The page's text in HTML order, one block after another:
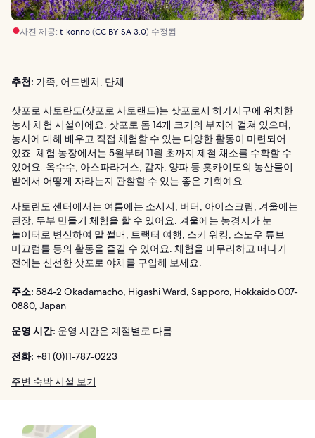
사진 제공: t-konno(CC BY-SA 3.0) 수정됨
추천: 가족, 어드벤처, 단체
삿포로 사토란도(삿포로 사토랜드)는 삿포로시 히가시구에 위치한
농사 체험 시설이에요. 삿포로 돔 14개 크기의 부지에 걸쳐 있으며,
농사에 대해 배우고 직접 체험할 수 있는 다양한 활동이 마련되어
있죠. 체험 농장에서는 5월부터 11월 초까지 제철 채소를 수확할 수
있어요. 옥수수, 아스파라거스, 감자, 양파 등 홋카이도의 농산물이
밭에서 어떻게 자라는지 관찰할 수 있는 좋은 기회예요.
사토란도 센터에서는 여름에는 소시지, 버터, 아이스크림, 겨울에는
된장, 두부 만들기 체험을 할 수 있어요. 겨울에는 농경지가 눈
놀이터로 변신하여 말 썰매, 트랙터 여행, 스키 워킹, 스노우 튜브
미끄럼틀 등의 활동을 즐길 수 있어요. 체험을 마무리하고 떠나기
전에는 신선한 삿포로 야채를 구입해 보세요.
주소: 584-2 Okadamacho, Higashi Ward, Sapporo, Hokkaido 007-
0880, Japan
운영 시간: 운영 시간은 계절별로 다름
전화: +81 (0)11-787-0223
주변 숙박 시설 보기